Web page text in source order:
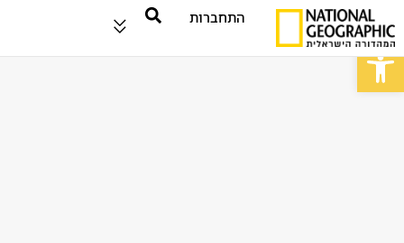
פתח סרגל נגישות
התחברות